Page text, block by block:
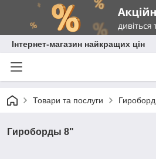
Інтернет-магазин найкращих цін
Товари та послуги
Гироборды 8"